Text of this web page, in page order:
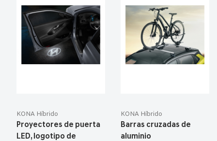
KONA Híbrido
Proyectores de puerta
LED, logotipo de
KONA Híbrido
Barras cruzadas de
aluminio